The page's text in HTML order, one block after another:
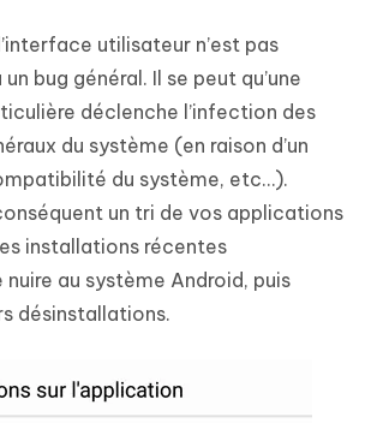
utilisateur n’est pas
bug général. Il se peut qu’une
déclenche l’infection des
du système (en raison d’un
du système, etc…).
un tri de vos applications
installations récentes
au système Android, puis
désinstallations.